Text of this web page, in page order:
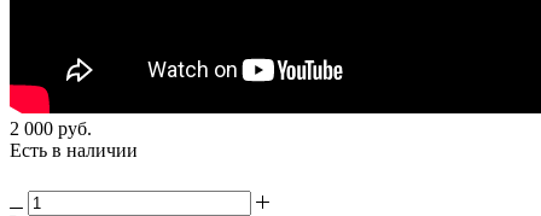
2 000 руб.
Есть в наличии